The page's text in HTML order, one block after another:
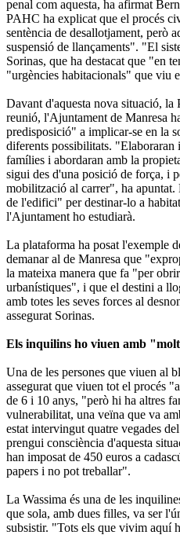
penal com aquesta, ha afirmat
PAHC ha explicat que el procés
sentència de desallotjament, però
suspensió de llançaments". "El
Sorinas, que ha destacat que "en
"urgències habitacionals" que viu
Davant d'aquesta nova situació, la
reunió, l'Ajuntament de Manresa
predisposició" a implicar-se en la
diferents possibilitats. "Elaboraran
famílies i abordaran amb la
sigui des d'una posició de força, i
mobilització al carrer", ha
de l'edifici" per destinar-lo a
l'Ajuntament ho estudiarà.
La plataforma ha posat l'exemple
demanar al de Manresa que
la mateixa manera que fa "per
urbanístiques", i que el destini a
amb totes les seves forces al
assegurat Sorinas.
Els inquilins ho viuen amb
Una de les persones que viuen al
assegurat que viuen tot el procés
de 6 i 10 anys, "però hi ha altres
vulnerabilitat, una veïna que va
estat intervingut quatre vegades
prengui consciència d'aquesta
han imposat de 450 euros a
papers i no pot treballar".
La Wassima és una de les
que sola, amb dues filles, va ser
subsistir. "Tots els que vivim aquí